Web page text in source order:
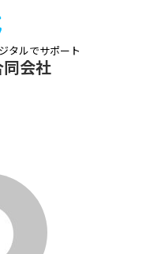
タルでサポート
会社